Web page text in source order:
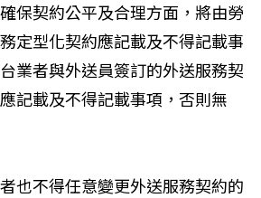
保契約公平及合理方面，將由勞
定型化契約應記載及不得記載事
業者與外送員簽訂的外送服務契
記載及不得記載事項，否則無
也不得任意變更外送服務契約的